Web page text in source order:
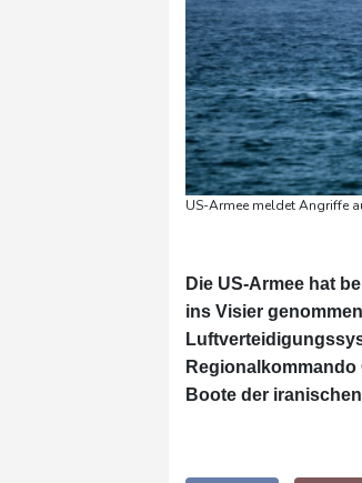
US-Armee meldet Angriffe
Die US-Armee hat
ins Visier
Boote der